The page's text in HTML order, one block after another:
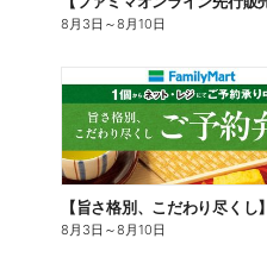
8月3日 ～8月10日
8月3日 ～8月10日